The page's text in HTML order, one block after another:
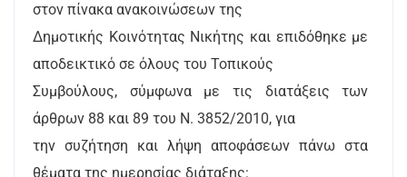
στον πίνακα ανακοινώσεων της
Δημοτικής Κοινότητας Νικήτης και επιδόθηκε με
αποδεικτικό σε όλους του Τοπικούς
Συμβούλους, σύμφωνα με τις διατάξεις των
άρθρων 88 και 89 του Ν. 3852/2010, για
την συζήτηση και λήψη αποφάσεων πάνω στα
θέματα της ημερησίας διάταξης: